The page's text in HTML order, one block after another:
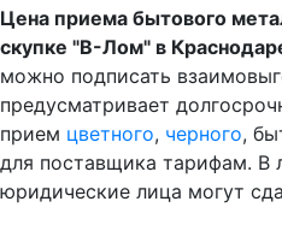
Цена приема бытового
скупке "В-Лом" в
можно подписать
предусматривает
прием цветного, черного,
для поставщика тарифам. В
юридические лица могут